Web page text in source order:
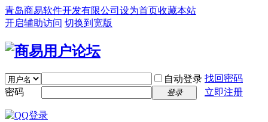
青岛商易软件开发有限公司 设为首页收藏本站
开启辅助访问 切换到宽版
自动登录 找回密码
密码
登录 立即注册